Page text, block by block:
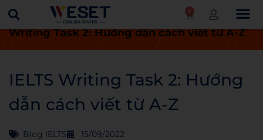
0
Trang chủ Blog Blog IELTS
IELTS
Writing Task 2: Hướng dẫn cách viết từ A-Z
IELTS Writing Task 2: Hướng
dẫn cách viết từ A-Z
Blog IELTS 15/09/2022